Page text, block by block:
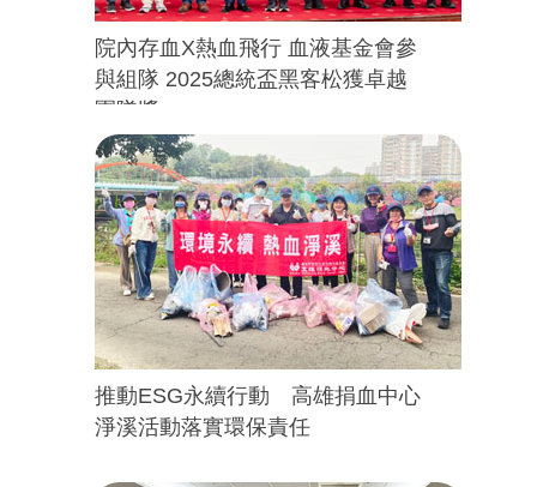
院內存血X熱血飛行 血液基金會參
與組隊 2025總統盃黑客松獲卓越
團隊獎
推動ESG永續行動 高雄捐血中心
淨溪活動落實環保責任